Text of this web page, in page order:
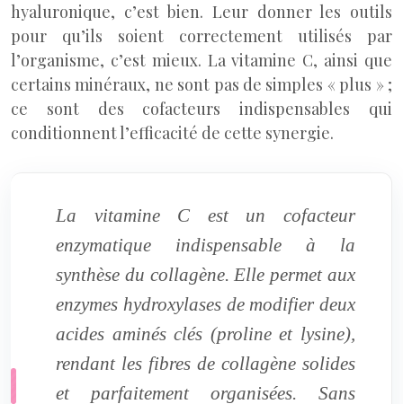
hyaluronique, c’est bien. Leur donner les outils
pour qu’ils soient correctement utilisés par
l’organisme, c’est mieux. La vitamine C, ainsi que
certains minéraux, ne sont pas de simples « plus » ;
ce sont des cofacteurs indispensables qui
conditionnent l’efficacité de cette synergie.
La vitamine C est un cofacteur
enzymatique indispensable à la
synthèse du collagène. Elle permet aux
enzymes hydroxylases de modifier deux
acides aminés clés (proline et lysine),
rendant les fibres de collagène solides
et parfaitement organisées. Sans